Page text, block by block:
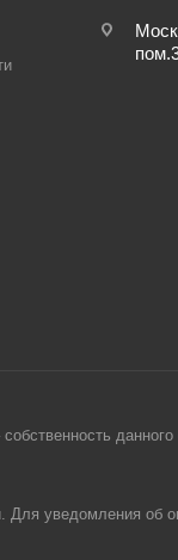
уведомления об